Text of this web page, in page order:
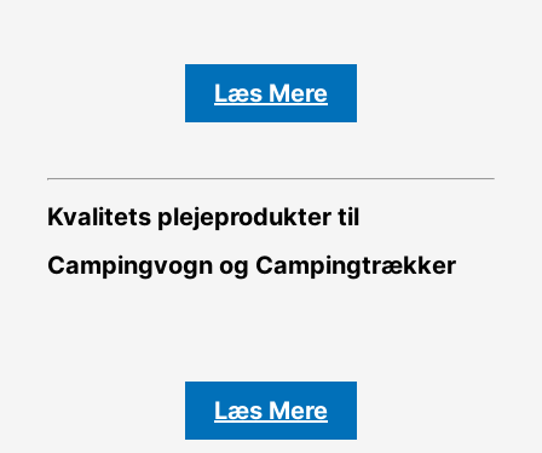
Læs Mere
Kvalitets plejeprodukter til
Campingvogn og Campingtrækker
Læs Mere